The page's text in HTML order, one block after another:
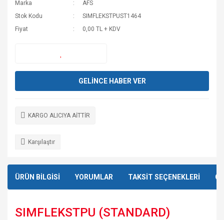
Marka
AFS
Stok Kodu
SIMFLEKSTPUST1464
Fiyat
0,00 TL + KDV
GELİNCE HABER VER
KARGO ALICIYA AİTTİR
Karşılaştır
ÜRÜN BİLGİSİ YORUMLAR TAKSİT SEÇENEKLERİ
SIMFLEKSTPU (STANDARD)